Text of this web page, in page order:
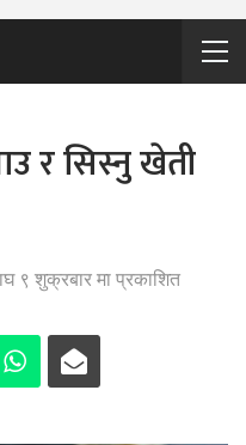
र सिस्नु खेती
९ शुक्रबार मा प्रकाशित